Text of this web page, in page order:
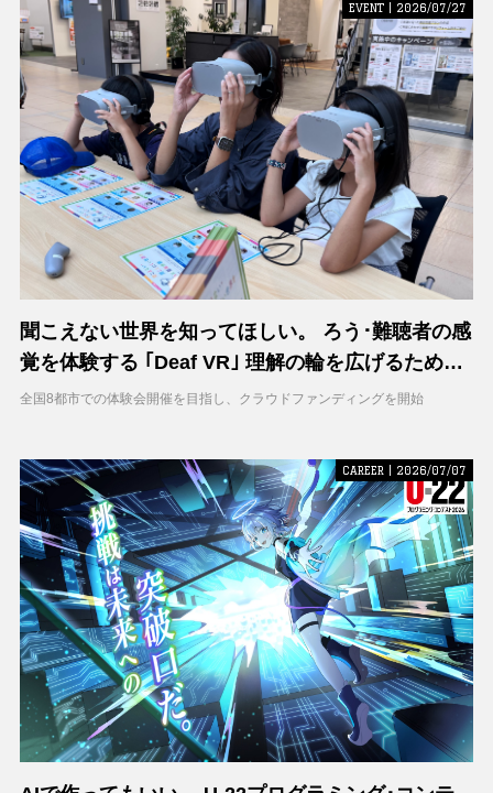
EVENT | 2026/07/27
聞こえない世界を知ってほしい。 ろう･難聴者の感
覚を体験する ｢Deaf VR｣ 理解の輪を広げるため支
援募集を開始
全国8都市での体験会開催を目指し、クラウドファンディングを開始
CAREER | 2026/07/07